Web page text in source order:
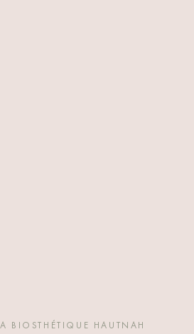
BIOSTHÉTIQUE HAUTNAH